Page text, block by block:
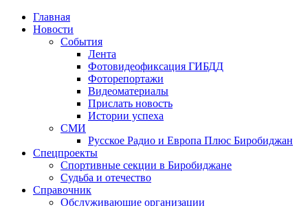
Главная
Новости
События
Лента
Фотовидеофиксация ГИБДД
Фоторепортажи
Видеоматериалы
Прислать новость
Истории успеха
СМИ
Русское Радио и Европа Плюс Биробиджан
Спецпроекты
Спортивные секции в Биробиджане
Судьба и отечество
Справочник
Обслуживающие организации